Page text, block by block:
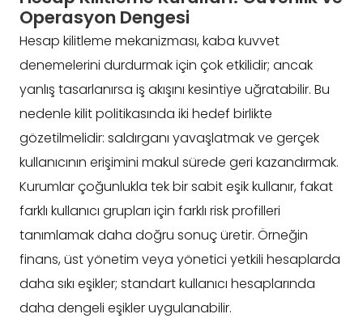
Operasyon Dengesi
Hesap kilitleme mekanizması, kaba kuvvet
denemelerini durdurmak için çok etkilidir; ancak
yanlış tasarlanırsa iş akışını kesintiye uğratabilir. Bu
nedenle kilit politikasında iki hedef birlikte
gözetilmelidir: saldırganı yavaşlatmak ve gerçek
kullanıcının erişimini makul sürede geri kazandırmak.
Kurumlar çoğunlukla tek bir sabit eşik kullanır, fakat
farklı kullanıcı grupları için farklı risk profilleri
tanımlamak daha doğru sonuç üretir. Örneğin
finans, üst yönetim veya yönetici yetkili hesaplarda
daha sıkı eşikler; standart kullanıcı hesaplarında
daha dengeli eşikler uygulanabilir.